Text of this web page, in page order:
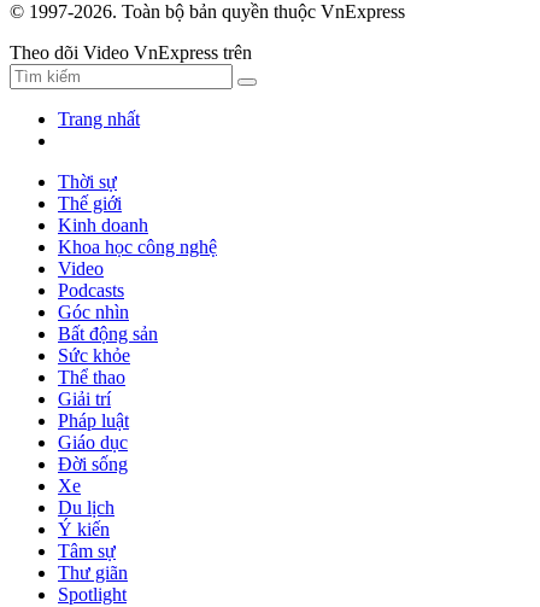
© 1997-2026. Toàn bộ bản quyền thuộc VnExpress
Theo dõi Video VnExpress trên
Trang nhất
Thời sự
Thế giới
Kinh doanh
Khoa học công nghệ
Video
Podcasts
Góc nhìn
Bất động sản
Sức khỏe
Thể thao
Giải trí
Pháp luật
Giáo dục
Đời sống
Xe
Du lịch
Ý kiến
Tâm sự
Thư giãn
Spotlight